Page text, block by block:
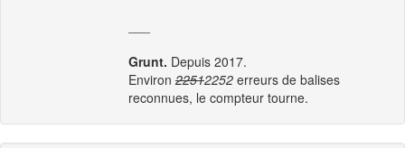
Grunt. Depuis 2017.
Environ 22512252 erreurs de balises
reconnues, le compteur tourne.